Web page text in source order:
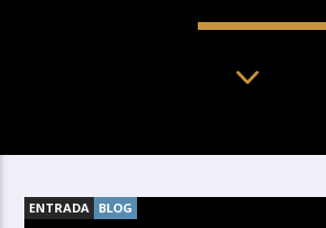
ENTRADA BLOG